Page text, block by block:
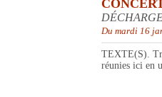
Du mardi 16
TEXTE(S).
réunies ici en